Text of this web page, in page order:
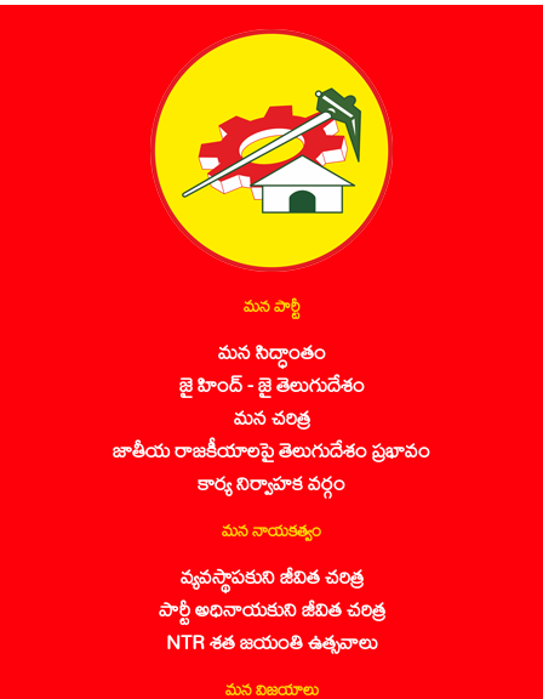
మన పార్టీ
మన సిద్ధాంతం
జై హింద్ - జై తెలుగుదేశం
మన చరిత్ర
జాతీయ రాజకీయాలపై తెలుగుదేశం ప్రభావం
కార్య నిర్వాహక వర్గం
మన నాయకత్వం
వ్యవస్థాపకుని జీవిత చరిత్ర
పార్టీ అధినాయకుని జీవిత చరిత్ర
NTR శత జయంతి ఉత్సవాలు
మన విజయాలు